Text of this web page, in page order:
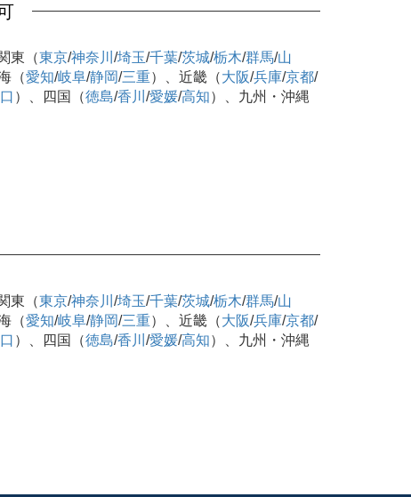
東（東京/神奈川 /埼玉/千葉/茨城/栃木/群馬/山
（愛知/岐阜/静岡/三重）、近畿（大阪/兵庫/京都/
）、四国（徳島/香川 /愛媛/高知）、九州・沖縄
東（東京/神奈川 /埼玉/千葉/茨城/栃木/群馬/山
（愛知/岐阜/静岡/三重）、近畿（大阪/兵庫/京都/
）、四国（徳島/香川 /愛媛/高知）、九州・沖縄